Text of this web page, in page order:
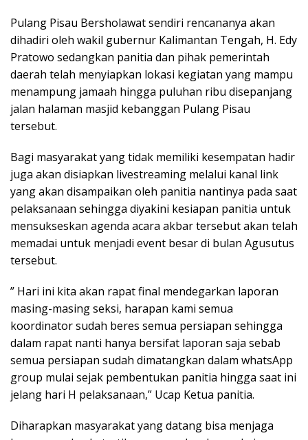
Pulang Pisau Bersholawat sendiri rencananya akan
dihadiri oleh wakil gubernur Kalimantan Tengah, H. Edy
Pratowo sedangkan panitia dan pihak pemerintah
daerah telah menyiapkan lokasi kegiatan yang mampu
menampung jamaah hingga puluhan ribu disepanjang
jalan halaman masjid kebanggan Pulang Pisau
tersebut.
Bagi masyarakat yang tidak memiliki kesempatan hadir
juga akan disiapkan livestreaming melalui kanal link
yang akan disampaikan oleh panitia nantinya pada saat
pelaksanaan sehingga diyakini kesiapan panitia untuk
mensukseskan agenda acara akbar tersebut akan telah
memadai untuk menjadi event besar di bulan Agusutus
tersebut.
” Hari ini kita akan rapat final mendegarkan laporan
masing-masing seksi, harapan kami semua
koordinator sudah beres semua persiapan sehingga
dalam rapat nanti hanya bersifat laporan saja sebab
semua persiapan sudah dimatangkan dalam whatsApp
group mulai sejak pembentukan panitia hingga saat ini
jelang hari H pelaksanaan,” Ucap Ketua panitia.
Diharapkan masyarakat yang datang bisa menjaga